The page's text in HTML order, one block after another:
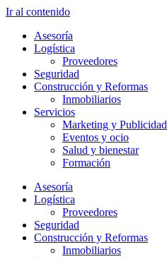
Ir al contenido
Asesoría
Logística
Proveedores
Seguridad
Construcción y Reformas
Inmobiliarios
Servicios
Marketing y Publicidad
Eventos y ocio
Salud y bienestar
Formación
Asesoría
Logística
Proveedores
Seguridad
Construcción y Reformas
Inmobiliarios